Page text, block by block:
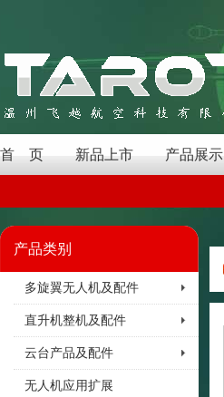
首 页 新品上市 产品展示
产品类别
多旋翼无人机及配件
直升机整机及配件
云台产品及配件
无人机应用扩展